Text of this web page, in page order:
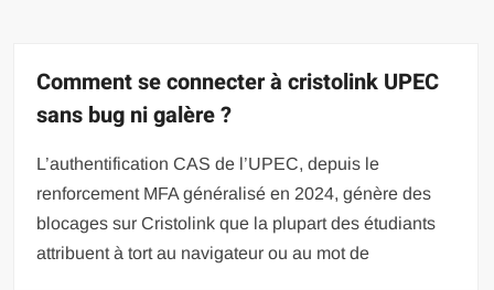
Comment se connecter à cristolink UPEC
sans bug ni galère ?
L’authentification CAS de l’UPEC, depuis le
renforcement MFA généralisé en 2024, génère des
blocages sur Cristolink que la plupart des étudiants
attribuent à tort au navigateur ou au mot de